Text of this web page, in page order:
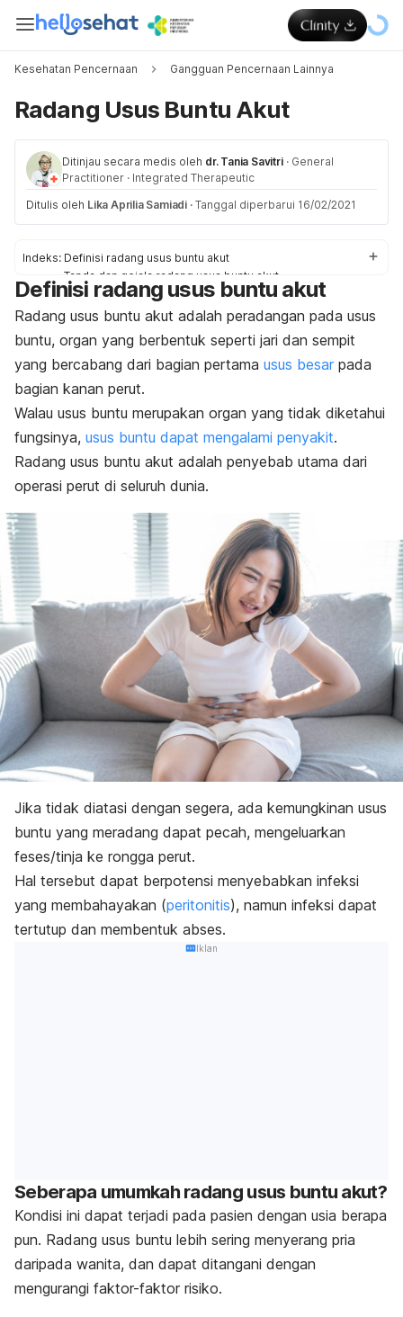
Kesehatan Pencernaan Gangguan Pencernaan Lainnya
Radang Usus Buntu Akut
Ditinjau secara medis oleh dr. Tania Savitri · General
Practitioner · Integrated Therapeutic
Ditulis oleh Lika Aprilia Samiadi · Tanggal diperbarui 16/02/2021
Indeks: Definisi radang usus buntu akut
Tanda dan gejala radang usus buntu akut
Penyebab dan faktor risiko
Diagnosis dan pengobatan
Definisi radang usus buntu akut
Radang usus buntu akut adalah peradangan pada usus
buntu, organ yang berbentuk seperti jari dan sempit
yang bercabang dari bagian pertama usus besar pada
bagian kanan perut.
Walau usus buntu merupakan organ yang tidak diketahui
fungsinya, usus buntu dapat mengalami penyakit.
Radang usus buntu akut adalah penyebab utama dari
operasi perut di seluruh dunia.
Jika tidak diatasi dengan segera, ada kemungkinan usus
buntu yang meradang dapat pecah, mengeluarkan
feses/tinja ke rongga perut.
Hal tersebut dapat berpotensi menyebabkan infeksi
yang membahayakan (peritonitis), namun infeksi dapat
tertutup dan membentuk abses.
Iklan
Seberapa umumkah radang usus buntu akut?
Kondisi ini dapat terjadi pada pasien dengan usia berapa
pun. Radang usus buntu lebih sering menyerang pria
daripada wanita, dan dapat ditangani dengan
mengurangi faktor-faktor risiko.